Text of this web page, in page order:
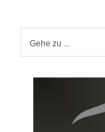
Inhalt
springenGehe zu ...